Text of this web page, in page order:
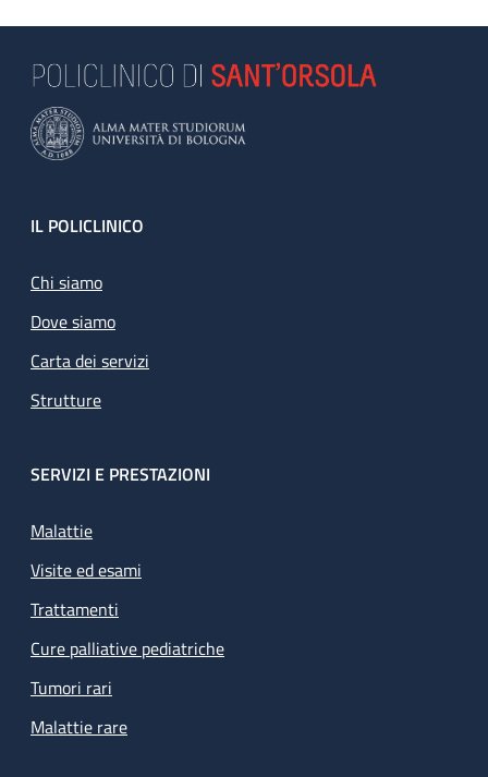
Footer
IL POLICLINICO
Chi siamo
Dove siamo
Carta dei servizi
Strutture
SERVIZI E PRESTAZIONI
Malattie
Visite ed esami
Trattamenti
Cure palliative pediatriche
Tumori rari
Malattie rare